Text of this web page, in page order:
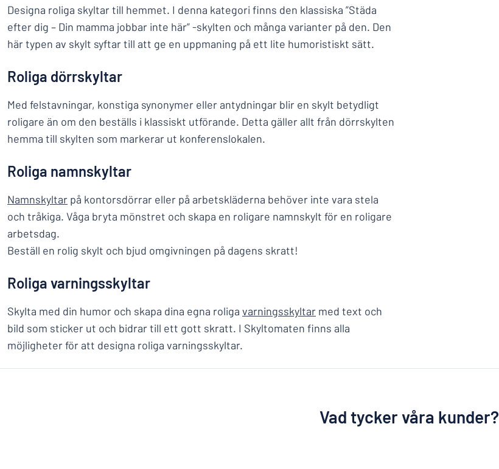
Designa roliga skyltar till hemmet. I denna kategori finns den klassiska ”Städa
efter dig – Din mamma jobbar inte här” -skylten och många varianter på den. Den
här typen av skylt syftar till att ge en uppmaning på ett lite humoristiskt sätt.
Roliga dörrskyltar
Med felstavningar, konstiga synonymer eller antydningar blir en skylt betydligt
roligare än om den beställs i klassiskt utförande. Detta gäller allt från dörrskylten
hemma till skylten som markerar ut konferenslokalen.
Roliga namnskyltar
Namnskyltar på kontorsdörrar eller på arbetskläderna behöver inte vara stela
och tråkiga. Våga bryta mönstret och skapa en roligare namnskylt för en roligare
arbetsdag.
Beställ en rolig skylt och bjud omgivningen på dagens skratt!
Roliga varningsskyltar
Skylta med din humor och skapa dina egna roliga varningsskyltar med text och
bild som sticker ut och bidrar till ett gott skratt. I Skyltomaten finns alla
möjligheter för att designa roliga varningsskyltar.
Vad tycker våra kunder?